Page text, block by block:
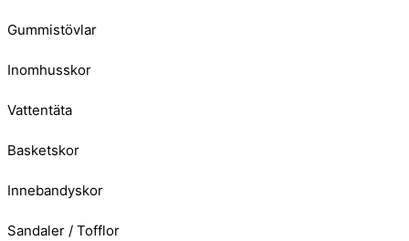
Gummistövlar
Inomhusskor
Vattentäta
Basketskor
Innebandyskor
Sandaler / Tofflor